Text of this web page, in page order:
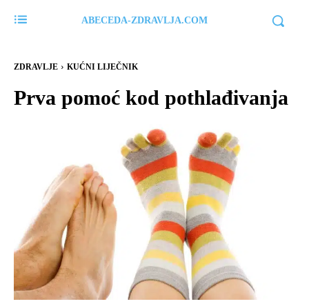
ABECEDA-ZDRAVLJA.COM
ZDRAVLJE KUĆNI LIJEČNIK
Prva pomoć kod pothlađivanja